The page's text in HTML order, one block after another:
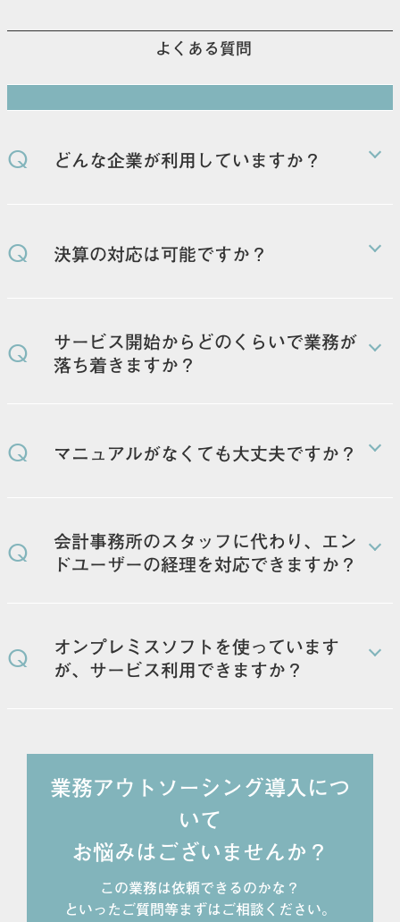
よくある質問
Q どんな企業が利用していますか？
Q 決算の対応は可能ですか？
Q
サービス開始からどのくらいで業務が
落ち着きますか？
Q マニュアルがなくても大丈夫ですか？
Q
会計事務所のスタッフに代わり、エン
ドユーザーの経理を対応できますか？
ながら月次締め対応などが可能です。
Q
オンプレミスソフトを使っています
が、サービス利用できますか？
す。
業務アウトソーシング導入につ
いて
お悩みはございませんか？
この業務は依頼できるのかな？
といったご質問等まずはご相談ください。